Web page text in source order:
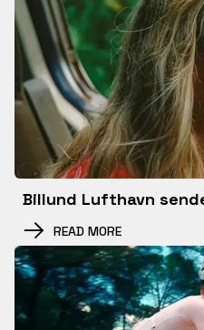
Billund Lufthavn
READ MORE